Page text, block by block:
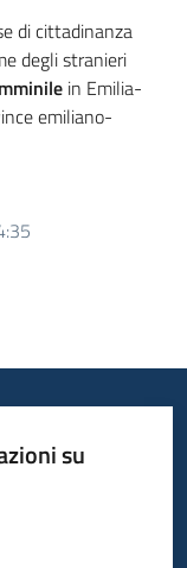
di cittadinanza
degli stranieri
in Emilia-
emiliano-
su